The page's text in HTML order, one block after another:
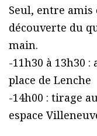
Seul, entre
découverte du
main.
-11h30 à 13h30
place de Lenche
-14h00 : tirage
espace